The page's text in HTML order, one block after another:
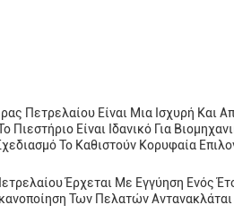
Πετρελαίου Είναι Μια Ισχυρή Και
Πιεστήριο Είναι Ιδανικό Για
Το Καθιστούν Κορυφαία
Έρχεται Με Εγγύηση Ενός
Των Πελατών